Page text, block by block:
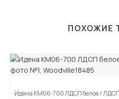
ПОХОЖИЕ
Идена КМ06-700 ЛДСП белое / ЛДСП